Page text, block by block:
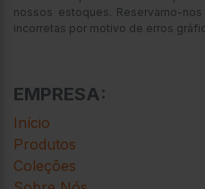
nossos estoques. Reservamo-
incorretas por motivo de erros
EMPRESA:
Início
Produtos
Coleções